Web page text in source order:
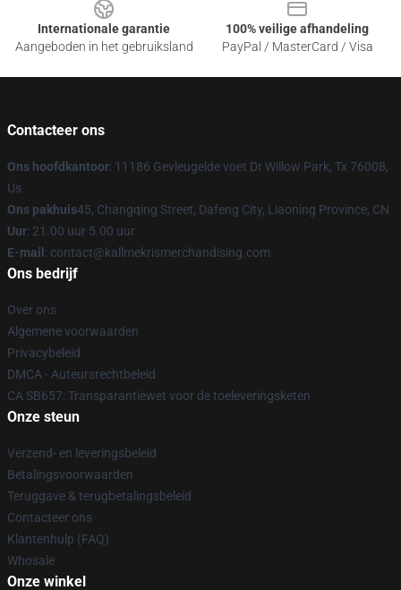
Internationale garantie
Aangeboden in het gebruiksland
100% veilige afhandeling
PayPal / MasterCard / Visa
Contacteer ons
Ons hoofdkantoor: 11186 Gevleugelde voet Dr Willow Park, Tx 76008,
Us
Ons pakhuis45, Changqing Street, Dafeng City, Liaoning Province, CN
Uur: 21.00 uur 5.00 uur
E-mail : contact@kallmekrismerchandising.com
Ons bedrijf
Over ons
Algemene voorwaarden
Privacybeleid
DMCA - Auteursrechtbeleid
CA SB657: Transparantiewet voor de toeleveringsketen
Onze steun
Verzend- en leveringsbeleid
Betalingsvoorwaarden
Teruggave & terugbetalingsbeleid
Contacteer ons
Klantenhulp (FAQ)
Whosale
Onze winkel